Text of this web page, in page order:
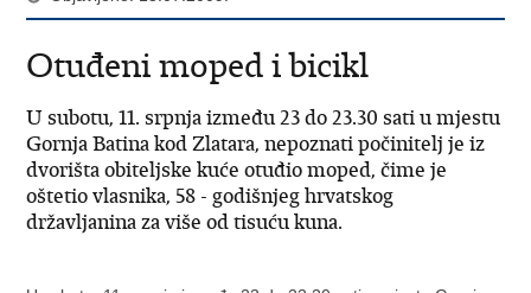
Otuđeni moped i bicikl
U subotu, 11. srpnja između 23 do 23.30 sati u mjestu
Gornja Batina kod Zlatara, nepoznati počinitelj je iz
dvorišta obiteljske kuće otuđio moped, čime je
oštetio vlasnika, 58 - godišnjeg hrvatskog
državljanina za više od tisuću kuna.